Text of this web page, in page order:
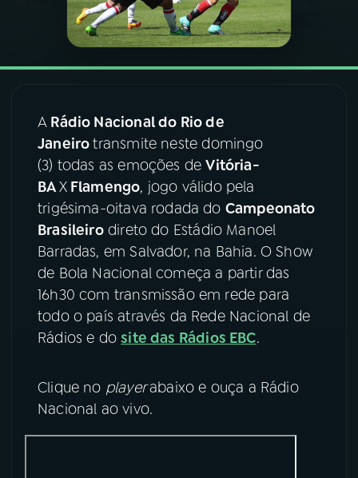
VIDEOCASTS
08 FESTIVAL DE MÚSICA
ACOMPANHE A RÁDIO NACIONAL
YouTube Facebook
Instagram X
TikTok
A Rádio Nacional do Rio de
Janeirotransmite neste domingo
(3) todas as emoções deVitória-
BAXFlamengo, jogo válido pela
trigésima-oitava rodada do Campeonato
Brasileirodireto do Estádio Manoel
Barradas, em Salvador, na Bahia. O Show
de Bola Nacional começa a partir das
16h30 com transmissão em rede para
todo o país através da Rede Nacional de
Rádios e dosite das Rádios EBC.
Clique no playerabaixo e ouça a Rádio
Nacional ao vivo.